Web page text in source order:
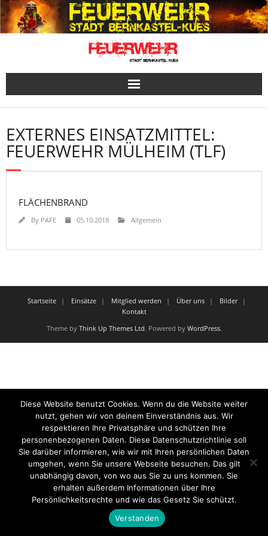
Skip
to
content
EXTERNES EINSATZMITTEL:
FEUERWEHR MÜLHEIM (TLF)
FLÄCHENBRAND
By PAFE 05.10.2018 Allgemein
Startseite Einsätze Mitglied werden Über uns
Bilder
Kontakt
Theme by Think Up Themes Ltd. Powered by WordPress.
Diese Website benutzt Cookies. Wenn du die Website weiter
nutzt, gehen wir von deinem Einverständnis aus. Wir
respektieren Ihre Privatsphäre und schützen Ihre
personenbezogenen Daten. Diese Datenschutzrichtlinie soll
Sie darüber informieren, wie wir mit Ihren persönlichen Daten
umgehen, wenn Sie unsere Webseite besuchen. Das gilt
unabhängig davon, von wo aus Sie zu uns kommen. Sie
erhalten außerdem Informationen über Ihre
Persönlichkeitsrechte und wie das Gesetz Sie schützt.
Verstanden